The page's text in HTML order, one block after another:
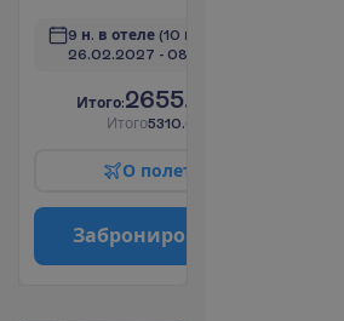
9 н. в отеле (10 н. всего)
26.02.2027 - 08.03.2027
И того:2655.00
Итого5310.00
О полет
Заброниро